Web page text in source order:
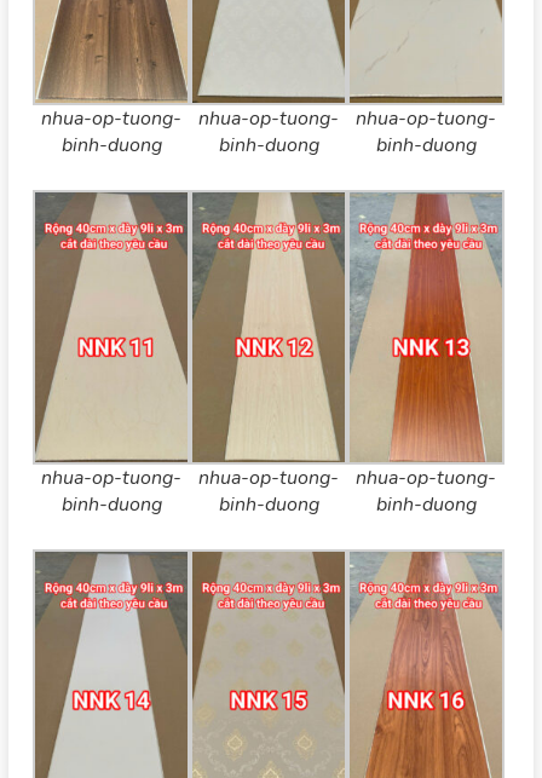
nhua-op-tuong-
binh-duong
nhua-op-tuong-
binh-duong
nhua-op-tuong-
binh-duong
nhua-op-tuong-
binh-duong
nhua-op-tuong-
binh-duong
nhua-op-tuong-
binh-duong